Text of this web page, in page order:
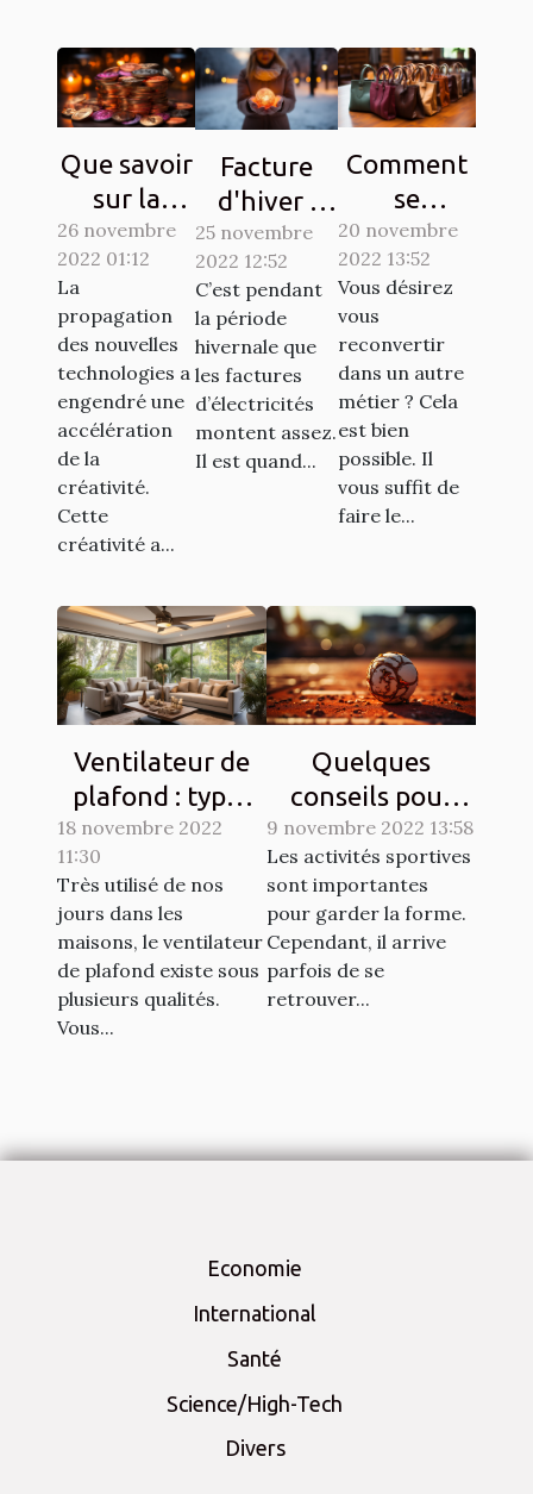
Que savoir
sur la
Crypto-
monnaie
26 novembre
2022 01:12
La
propagation
des nouvelles
technologies a
engendré une
accélération
de la
créativité.
Cette
créativité a...
Facture
d'hiver :
Des
astuces
simples
pour
économiser
de l'argent
25 novembre
2022 12:52
C’est pendant
la période
hivernale que
les factures
d’électricités
montent assez.
Il est quand...
Comment
se
reconvertir
à un autre
métier ?
20 novembre
2022 13:52
Vous désirez
vous
reconvertir
dans un autre
métier ? Cela
est bien
possible. Il
vous suffit de
faire le...
Ventilateur de
plafond : types
et qualités
18 novembre 2022
11:30
Très utilisé de nos
jours dans les
maisons, le ventilateur
de plafond existe sous
plusieurs qualités.
Vous...
Quelques
conseils pour
lutter contre les
courbatures
engendrées par
le sport
9 novembre 2022 13:58
Les activités sportives
sont importantes
pour garder la forme.
Cependant, il arrive
parfois de se
retrouver...
Economie
International
Santé
Science/High-Tech
Divers